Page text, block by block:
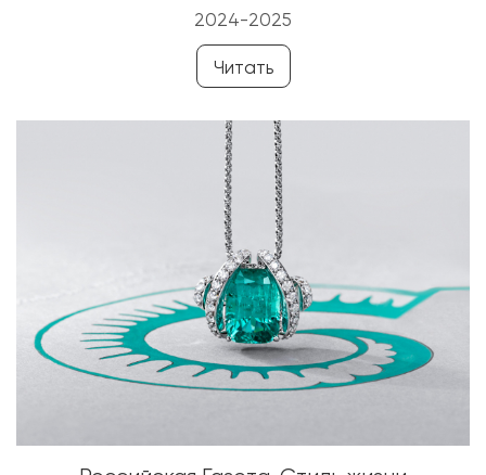
2024-2025
Читать